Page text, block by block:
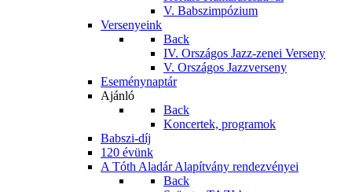
V. Babszimpózium
Versenyeink
Back
IV. Országos Jazz-zenei Verseny
V. Országos Jazzverseny
Eseménynaptár
Ajánló
Back
Koncertek, programok
Babszi-díj
120 évünk
A Tóth Aladár Alapítvány rendezvényei
Back